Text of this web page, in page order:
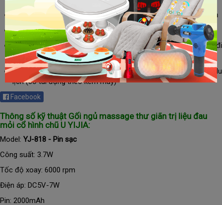
Động cơ tự động đổi chiều xoay linh hoạt với chu kì 1 phút 1 lần
Cài đặt thời gian massage mặc định, sẽ dừng lại sau 15 phút
Pin sạc dung lượng lớn 2000mAh, tiện lợi khi sử dụng và mang đi
mọi lúc mọi nơi.
Nhỏ gọn và không chiếm diện tích vali, có thể đeo ngoài balo du
lịch (có túi đựng theo kèm máy)
Facebook
Thông số kỹ thuật Gối ngủ massage thư giãn trị liệu đau
mỏi cổ hình chũ U YIJIA:
Model: YJ-818 - Pin sạc
Công suất: 3.7W
Tốc độ xoay: 6000 rpm
Điện áp: DC5V-7W
Pin: 2000mAh